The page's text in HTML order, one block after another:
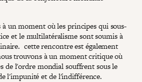
un moment où les principes qui sous-
et le multilatéralisme sont soumis à
cette rencontre est également
trouvons à un moment critique où
de l'ordre mondial souffrent sous le
l'impunité et de l'indifférence.